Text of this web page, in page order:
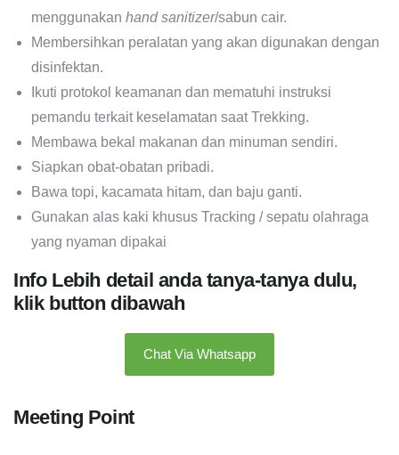
menggunakan hand sanitizer/sabun cair.
Membersihkan peralatan yang akan digunakan dengan
disinfektan.
Ikuti protokol keamanan dan mematuhi instruksi
pemandu terkait keselamatan saat Trekking.
Membawa bekal makanan dan minuman sendiri.
Siapkan obat-obatan pribadi.
Bawa topi, kacamata hitam, dan baju ganti.
Gunakan alas kaki khusus Tracking / sepatu olahraga
yang nyaman dipakai
Info Lebih detail anda tanya-tanya dulu,
klik button dibawah
Chat Via Whatsapp
Meeting Point